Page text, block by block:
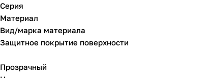
Серия
Материал
Вид/марка материала
Защитное покрытие поверхности
Прозрачный